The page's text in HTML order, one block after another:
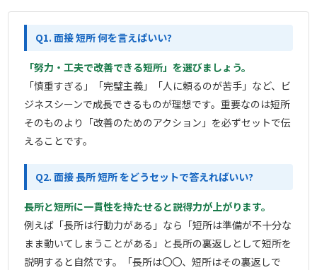
Q1. 面接 短所 何を言えばいい?
「努力・工夫で改善できる短所」を選びましょう。
「慎重すぎる」「完璧主義」「人に頼るのが苦手」など、ビ
ジネスシーンで成長できるものが理想です。重要なのは短所
そのものより「改善のためのアクション」を必ずセットで伝
えることです。
Q2. 面接 長所 短所 をどうセットで答えればいい?
長所と短所に一貫性を持たせると説得力が上がります。
例えば「長所は行動力がある」なら「短所は準備が不十分な
まま動いてしまうことがある」と長所の裏返しとして短所を
説明すると自然です。「長所は〇〇、短所はその裏返しで